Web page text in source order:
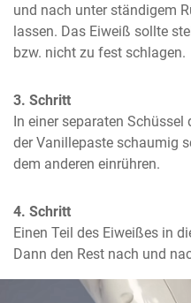
und nach unter ständigem
lassen. Das Eiweiß sollte
bzw. nicht zu fest schlagen.
3. Schritt
In einer separaten
der Vanillepaste schaumig
dem anderen einrühren.
4. Schritt
Einen Teil des Eiweißes in
Dann den Rest nach und